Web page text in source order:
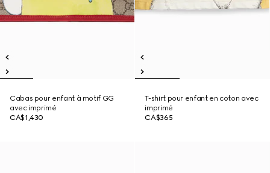
Cabas pour enfant à motif GG
avec imprimé
CA$1,430
T-shirt pour enfant en coton avec
imprimé
CA$365